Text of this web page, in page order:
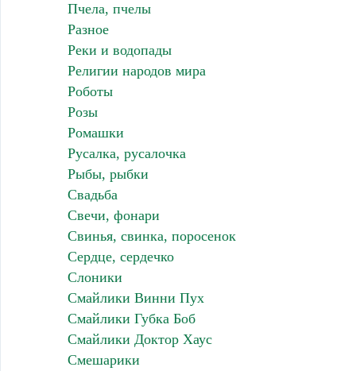
Пчела, пчелы
Разное
Реки и водопады
Религии народов мира
Роботы
Розы
Ромашки
Русалка, русалочка
Рыбы, рыбки
Свадьба
Свечи, фонари
Свинья, свинка, поросенок
Сердце, сердечко
Слоники
Смайлики Винни Пух
Смайлики Губка Боб
Смайлики Доктор Хаус
Смешарики